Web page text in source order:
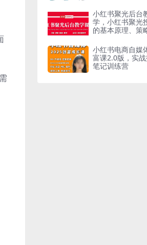
小红书聚光后台
学，小红书聚光
的基本原理、策
小红书电商自媒
富课2.0版，实
笔记训练营